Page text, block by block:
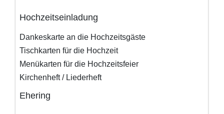
Hochzeitseinladung
Dankeskarte an die Hochzeitsgäste
Tischkarten für die Hochzeit
Menükarten für die Hochzeitsfeier
Kirchenheft / Liederheft
Ehering